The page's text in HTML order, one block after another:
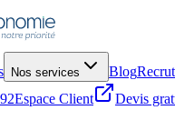
Nos services Blog
Espace Client Devis